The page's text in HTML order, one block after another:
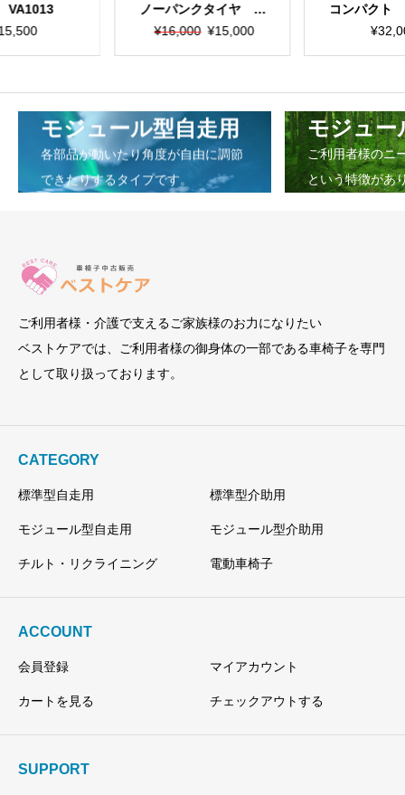
VA1013
ノーパンクタイヤ ア
ルミ製 車椅子 NC-1
¥16,000元
格
は
¥16,000
で
た。
¥15,000
現
価
格
は
¥15,000
す。
コンパクト
クタイヤ
¥
モジュール型自走用
各部品が動いたり角度が自由に調節
できたりするタイプです。
モジュー
ご利用者様のニ
という特徴があ
ご利用者様・介護で支えるご家族様のお力になりたい
ベストケアでは、ご利用者様の御身体の一部である車椅子を専門
として取り扱っております。
CATEGORY
標準型自走用 標準型介助用
モジュール型自走用 モジュール型介助用
チルト・リクライニング 電動車椅子
ACCOUNT
会員登録 マイアカウント
カートを見る チェックアウトする
SUPPORT